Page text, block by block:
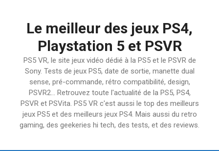
Le meilleur des jeux PS4,
Playstation 5 et PSVR
PS5 VR, le site jeux vidéo dédié à la PS5 et le PSVR de
Sony. Tests de jeux PS5, date de sortie, manette dual
sense, pré-commande, rétro compatibilité, design,
PSVR2… Retrouvez toute l'actualité de la PS5, PS4,
PSVR et PSVita. PS5 VR c'est aussi le top des meilleurs
jeux PS5 et des meilleurs jeux PS4. Mais aussi du retro
gaming, des geekeries hi tech, des tests, et des reviews.